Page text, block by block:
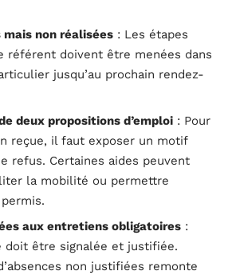
non réalisées : Les étapes
référent doivent être menées dans
jusqu’au prochain rendez-
deux propositions d’emploi : Pour
reçue, il faut exposer un motif
refus. Certaines aides peuvent
la mobilité ou permettre
aux entretiens obligatoires :
doit être signalée et justifiée.
non justifiées remonte